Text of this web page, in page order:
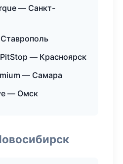
— Санкт-
PitStop — Красноярск
— Самара
— Омск